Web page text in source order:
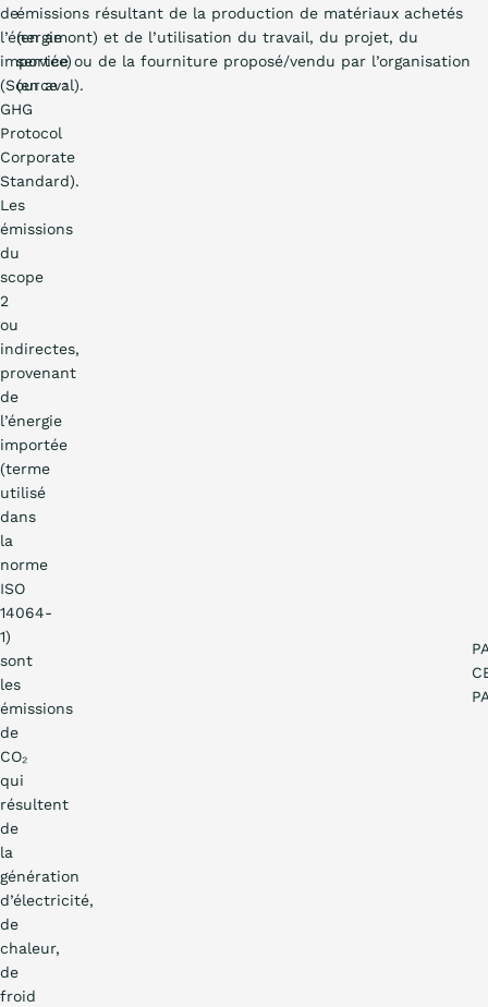
de
l’énergie
importée)
(Source :
GHG
Protocol
Corporate
Standard).
Les
émissions
du
scope
2
ou
indirectes,
provenant
de
l’énergie
importée
(terme
utilisé
dans
la
norme
ISO
14064-
1)
sont
les
émissions
de
CO₂
qui
résultent
de
la
génération
d’électricité,
de
chaleur,
de
froid
émissions résultant de la production de matériaux achetés
(en amont) et de l’utilisation du travail, du projet, du
service ou de la fourniture proposé/vendu par l’organisation
(en aval).